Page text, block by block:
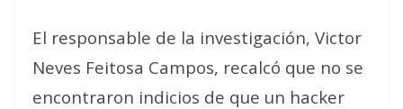
El responsable de la investigación, Victor
Neves Feitosa Campos, recalcó que no se
encontraron indicios de que un hacker